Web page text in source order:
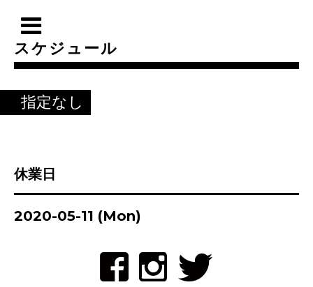
スケジュール
指定なし
休業日
2020-05-11 (Mon)